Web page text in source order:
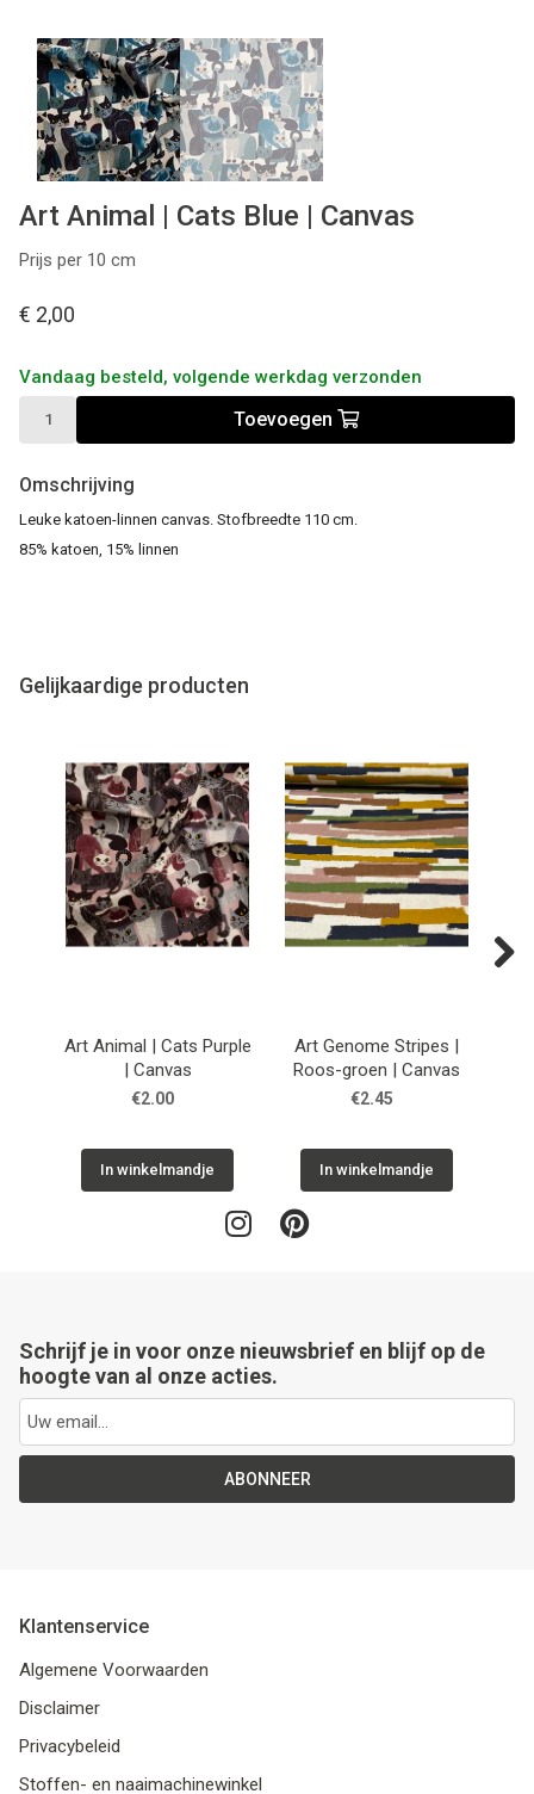
Art Animal | Cats Blue | Canvas
Prijs per 10 cm
€ 2,00
Vandaag besteld, volgende werkdag verzonden
Toevoegen
Omschrijving
Leuke katoen-linnen canvas. Stofbreedte 110 cm.
85% katoen, 15% linnen
Gelijkaardige producten
Art Animal | Cats Purple
| Canvas
€2.00
In winkelmandje
Art Genome Stripes |
Roos-groen | Canvas
€2.45
In winkelmandje
Schrijf je in voor onze nieuwsbrief en blijf op de
hoogte van al onze acties.
ABONNEER
Klantenservice
Algemene Voorwaarden
Disclaimer
Privacybeleid
Stoffen- en naaimachinewinkel